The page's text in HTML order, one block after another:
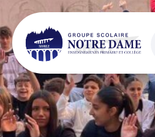
Panneau de gestion des cookies